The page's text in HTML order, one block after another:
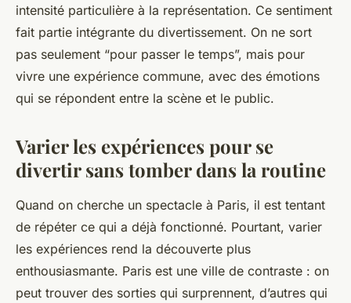
intensité particulière à la représentation. Ce sentiment
fait partie intégrante du divertissement. On ne sort
pas seulement “pour passer le temps”, mais pour
vivre une expérience commune, avec des émotions
qui se répondent entre la scène et le public.
Varier les expériences pour se
divertir sans tomber dans la routine
Quand on cherche un spectacle à Paris, il est tentant
de répéter ce qui a déjà fonctionné. Pourtant, varier
les expériences rend la découverte plus
enthousiasmante. Paris est une ville de contraste : on
peut trouver des sorties qui surprennent, d’autres qui